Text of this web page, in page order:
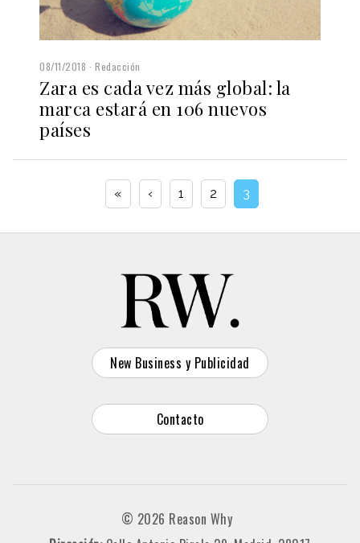
08/11/2018 Redacción
Zara es cada vez más global: la
marca estará en 106 nuevos
países
« ‹ 1 2 3
New Business y Publicidad
Contacto
© 2026 Reason Why